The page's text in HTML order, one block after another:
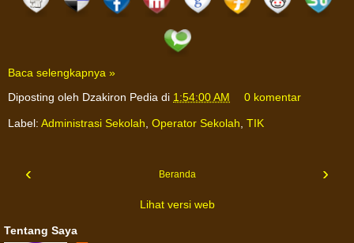
Baca selengkapnya »
Diposting oleh Dzakiron Pedia di 1:54:00 AM 0 komentar
Label: Administrasi Sekolah, Operator Sekolah, TIK
‹ ›
Beranda
Lihat versi web
Tentang Saya